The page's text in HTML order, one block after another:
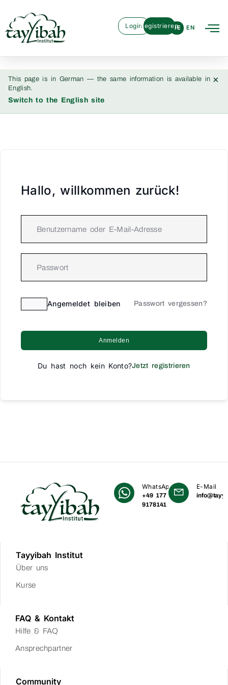
DE EN
LoginRegistrieren
This page is in German — the same information is available in
English.
Switch to the English site
×
Hallo, willkommen zurück!
Angemeldet bleiben Passwort vergessen?
Anmelden
Du hast noch kein Konto?Jetzt registrieren
WhatsApp
+49 177
9178141
E-Mail
Tayyibah Institut
Über uns
Kurse
FAQ & Kontakt
Hilfe & FAQ
Ansprechpartner
Community